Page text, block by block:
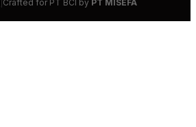
Crafted for PT BCI by PT MISEFA